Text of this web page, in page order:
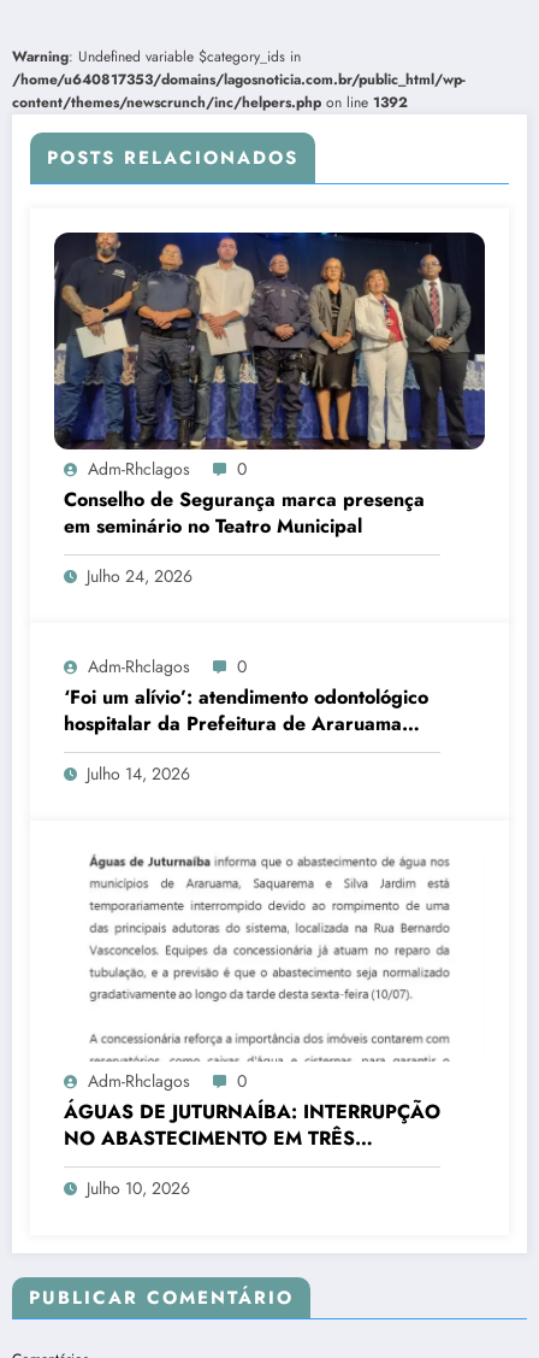
Warning: Undefined variable $category_ids in
/home/u640817353/domains/lagosnoticia.com.br/public_html/wp-
content/themes/newscrunch/inc/helpers.php on line 1392
POSTS RELACIONADOS
Adm-Rhclagos 0
Conselho de Segurança marca presença
em seminário no Teatro Municipal
Julho 24, 2026
Adm-Rhclagos 0
‘Foi um alívio’: atendimento odontológico
hospitalar da Prefeitura de Araruama
transforma rotina de famílias atípicas
Julho 14, 2026
Adm-Rhclagos 0
ÁGUAS DE JUTURNAÍBA: INTERRUPÇÃO
NO ABASTECIMENTO EM TRÊS
CIDADES
Julho 10, 2026
PUBLICAR COMENTÁRIO